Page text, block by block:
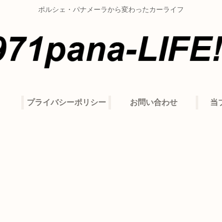
ポルシェ・パナメーラから変わったカーライフ
プライバシーポリシー お問い合わせ 当